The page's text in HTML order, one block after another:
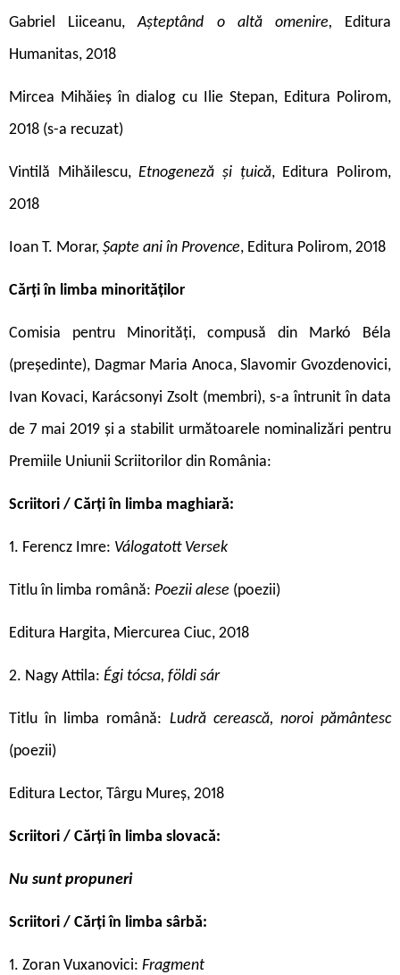
Gabriel Liiceanu,Așteptând o altă omenire, Editura
Humanitas, 2018
Mircea Mihăieș în dialog cu Ilie Stepan, Editura Polirom,
2018 (s-a recuzat)
Vintilă Mihăilescu,Etnogeneză și țuică, Editura Polirom,
2018
Ioan T. Morar, Șapte ani în Provence, Editura Polirom, 2018
Cărți în limba minorităților
Comisia pentru Minorități, compusă din Markó Béla
(președinte), Dagmar Maria Anoca, Slavomir Gvozdenovici,
Ivan Kovaci, Karácsonyi Zsolt (membri), s-a întrunit în data
de 7 mai 2019 și a stabilit următoarele nominalizări pentru
Premiile Uniunii Scriitorilor din România:
Scriitori / Cărți în limba maghiară:
1. Ferencz Imre: Válogatott Versek
Titlu în limba română: Poezii alese (poezii)
Editura Hargita, Miercurea Ciuc, 2018
2. Nagy Attila: Égi tócsa, földi sár
Titlu în limba română: Ludră cerească, noroi pământesc
(poezii)
Editura Lector, Târgu Mureș, 2018
Scriitori / Cărți în limba slovacă:
Nu sunt propuneri
Scriitori / Cărți în limba sârbă:
1. Zoran Vuxanovici: Fragment